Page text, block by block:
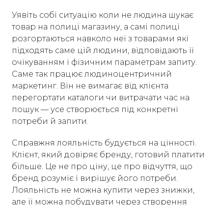
Уявіть собі ситуацію коли не людина шукає
товар на полиці магазину, а самі полиці
розгортаються навколо неї з товарами які
підходять саме цій людини, відповідають її
очікуванням і фізичним параметрам запиту.
Саме так працює людиноцентричний
маркетинг. Він не вимагає від клієнта
перегортати каталоги чи витрачати час на
пошук — усе створюється під конкретні
потреби й запити.
Справжня лояльність будується на цінності.
Клієнт, який довіряє бренду, готовий платити
більше. Це не про ціну, це про відчуття, що
бренд розуміє і вирішує його потреби.
Лояльність не можна купити через знижки,
але її можна побудувати через створення